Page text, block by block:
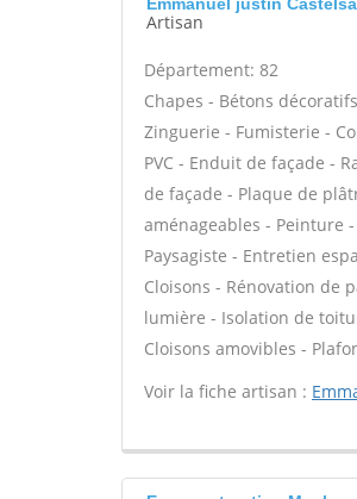
Artisan
Département: 82
Chapes - Bétons
Zinguerie - Fumisterie -
PVC - Enduit de façade -
de façade - Plaque de
aménageables - Peinture
Paysagiste - Entretien
Cloisons - Rénovation de
lumière - Isolation de
Cloisons amovibles -
Voir la fiche artisan :